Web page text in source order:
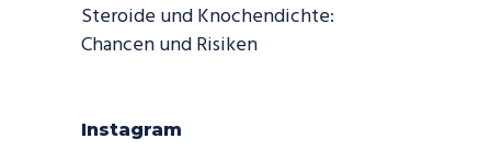
Steroide und Knochendichte:
Chancen und Risiken
Instagram